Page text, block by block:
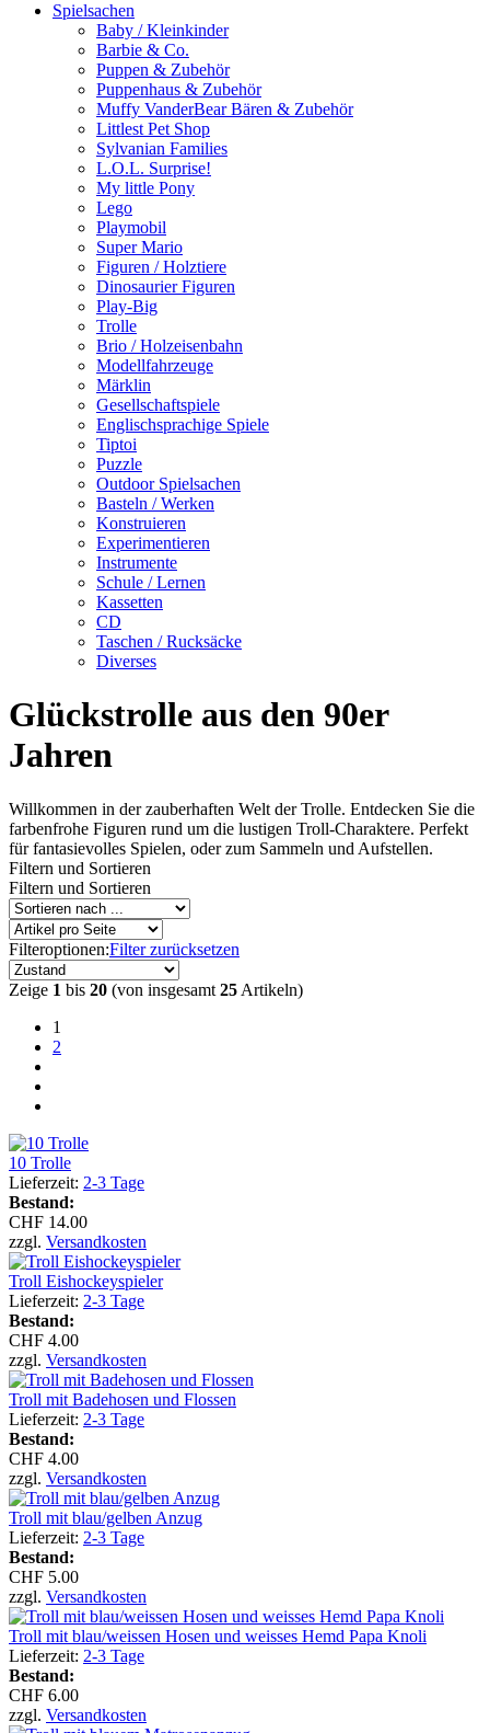
Spielsachen
Baby / Kleinkinder
Barbie & Co.
Puppen & Zubehör
Puppenhaus & Zubehör
Muffy VanderBear Bären & Zubehör
Littlest Pet Shop
Sylvanian Families
L.O.L. Surprise!
My little Pony
Lego
Playmobil
Super Mario
Figuren / Holztiere
Dinosaurier Figuren
Play-Big
Trolle
Brio / Holzeisenbahn
Modellfahrzeuge
Märklin
Gesellschaftspiele
Englischsprachige Spiele
Tiptoi
Puzzle
Outdoor Spielsachen
Basteln / Werken
Konstruieren
Experimentieren
Instrumente
Schule / Lernen
Kassetten
CD
Taschen / Rucksäcke
Diverses
Glückstrolle aus den 90er
Jahren
Willkommen in der zauberhaften Welt der Trolle. Entdecken Sie die
farbenfrohe Figuren rund um die lustigen Troll-Charaktere. Perfekt
für fantasievolles Spielen, oder zum Sammeln und Aufstellen.
Filtern und Sortieren
Filtern und Sortieren
Filteroptionen:Filter zurücksetzen
Zeige 1 bis 20 (von insgesamt 25 Artikeln)
1
2
10 Trolle
Lieferzeit: 2-3 Tage
Bestand:
CHF 14.00
zzgl. Versandkosten
Troll Eishockeyspieler
Lieferzeit: 2-3 Tage
Bestand:
CHF 4.00
zzgl. Versandkosten
Troll mit Badehosen und Flossen
Lieferzeit: 2-3 Tage
Bestand:
CHF 4.00
zzgl. Versandkosten
Troll mit blau/gelben Anzug
Lieferzeit: 2-3 Tage
Bestand:
CHF 5.00
zzgl. Versandkosten
Troll mit blau/weissen Hosen und weisses Hemd Papa Knoli
Lieferzeit: 2-3 Tage
Bestand:
CHF 6.00
zzgl. Versandkosten